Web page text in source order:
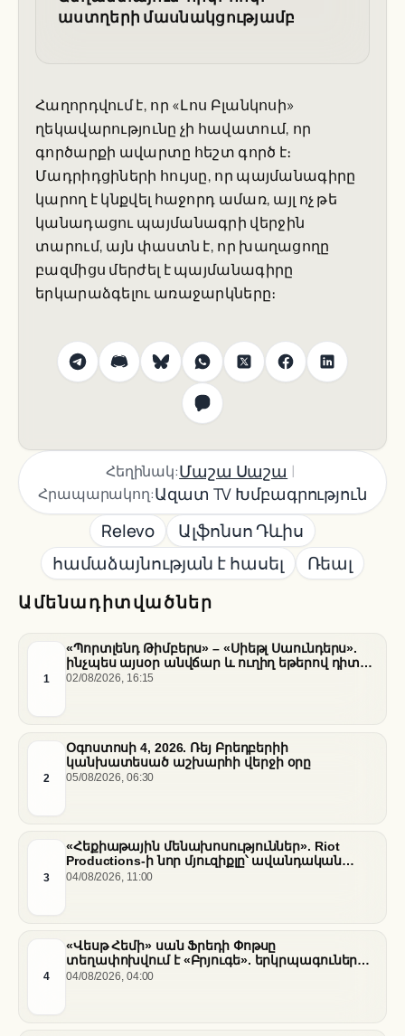
Ամենադիտվածներ
1
«Պորտլենդ Թիմբերս» – «Սիեթլ Սաունդերս».
ինչպես այսօր անվճար և ուղիղ եթերով դիտել
հանդիպումը
02/08/2026, 16:15
2
Օգոստոսի 4, 2026. Ռեյ Բրեդբերիի
կանխատեսած աշխարհի վերջի օրը
05/08/2026, 06:30
3
«Հեքիաթային մենախոսություններ». Riot
Productions-ի նոր մյուզիքլը՝ ավանդական
պատմությունների նոր վերաիմաստավորում
04/08/2026, 11:00
4
«Վեսթ Հեմի» սան Ֆրեդի Փոթսը
տեղափոխվում է «Բրյուգե». երկրպագուների
դժգոհությունը և ակումբի ռազմավարությունը
04/08/2026, 04:00
աստղերի մասնակցությամբ
Հաղորդվում է, որ «Լոս Բլանկոսի»
ղեկավարությունը չի հավատում, որ
գործարքի ավարտը հեշտ գործ է։
Մադրիդցիների հույսը, որ պայմանագիրը
կարող է կնքվել հաջորդ ամառ, այլ ոչ թե
կանադացու պայմանագրի վերջին
տարում, այն փաստն է, որ խաղացողը
բազմիցս մերժել է պայմանագիրը
երկարաձգելու առաջարկները։
Հեղինակ:Մաշա Սաշա |
Հրապարակող:Ազատ TV Խմբագրություն
Relevo
Ալֆոնսո Դևիս
համաձայնության է հասել
Ռեալ